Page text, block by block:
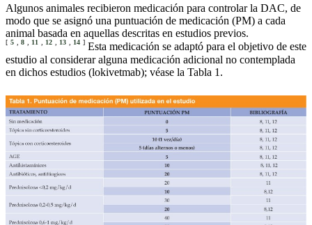
Algunos animales recibieron medicación para controlar la DAC, de
modo que se asignó una puntuación de medicación (PM) a cada
animal basada en aquellas descritas en estudios previos.
[ 5 8 11 12 13 14 ] Esta medicación se adaptó para el objetivo de este
estudio al considerar alguna medicación adicional no contemplada
en dichos estudios (lokivetmab); véase la Tabla 1.